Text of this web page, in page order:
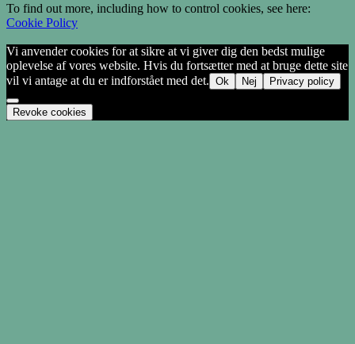
To find out more, including how to control cookies, see here:
Cookie Policy
Vi anvender cookies for at sikre at vi giver dig den bedst mulige
oplevelse af vores website. Hvis du fortsætter med at bruge dette site
vil vi antage at du er indforstået med det. Ok Nej Privacy policy
Revoke cookies